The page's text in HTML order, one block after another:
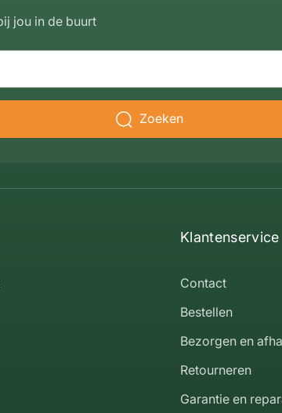
jou in de buurt
Zoeken
Klantenservice
Contact
Bestellen
Bezorgen en
Retourneren
Garantie en